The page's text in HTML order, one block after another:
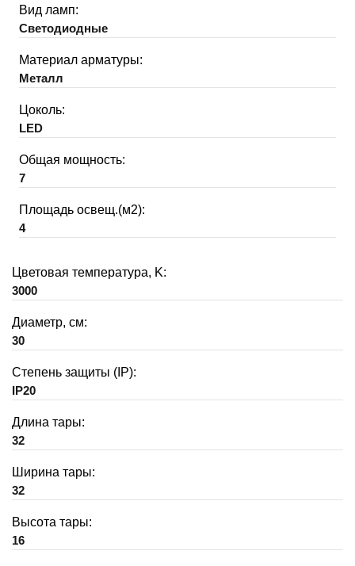
Вид ламп:
Светодиодные
Материал арматуры:
Металл
Цоколь:
LED
Общая мощность:
7
Площадь освещ.(м2):
4
Цветовая температура, K:
3000
Диаметр, см:
30
Степень защиты (IP):
IP20
Длина тары:
32
Ширина тары:
32
Высота тары:
16